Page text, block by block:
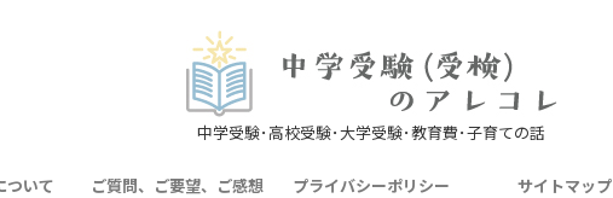
中学受験･高校受験･大学受験･教育費･子育ての話
ついて ご質問、ご要望、ご感想 プライバシーポリシー サイトマップ